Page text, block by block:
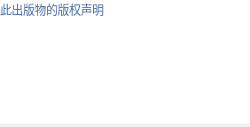
此出版物的版权声明